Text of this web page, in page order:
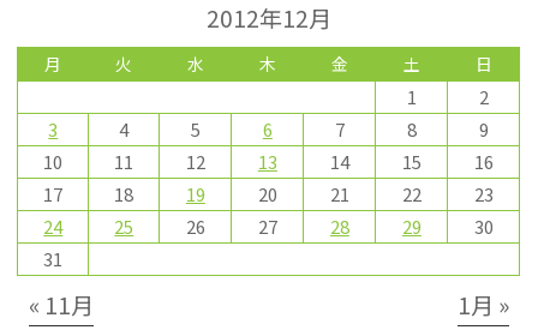
2012年12月
月 火 水 木 金 土 日
1
2
3
4 5 6 7 8
9
10
11 12 13 14 15
16
17
18 19 20 21 22
23
24
25 26 27 28 29
30
31
« 11月 1月 »